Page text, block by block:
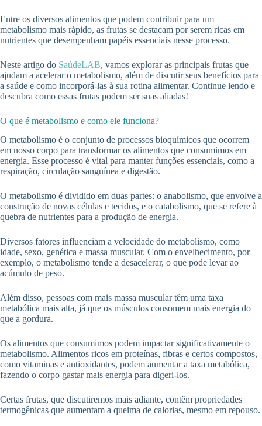
Entre os diversos alimentos que podem contribuir para um
metabolismo mais rápido, as frutas se destacam por serem ricas em
nutrientes que desempenham papéis essenciais nesse processo.
Neste artigo do SaúdeLAB, vamos explorar as principais frutas que
ajudam a acelerar o metabolismo, além de discutir seus benefícios para
a saúde e como incorporá-las à sua rotina alimentar. Continue lendo e
descubra como essas frutas podem ser suas aliadas!
O que é metabolismo e como ele funciona?
O metabolismo é o conjunto de processos bioquímicos que ocorrem
em nosso corpo para transformar os alimentos que consumimos em
energia. Esse processo é vital para manter funções essenciais, como a
respiração, circulação sanguínea e digestão.
O metabolismo é dividido em duas partes: o anabolismo, que envolve a
construção de novas células e tecidos, e o catabolismo, que se refere à
quebra de nutrientes para a produção de energia.
Diversos fatores influenciam a velocidade do metabolismo, como
idade, sexo, genética e massa muscular. Com o envelhecimento, por
exemplo, o metabolismo tende a desacelerar, o que pode levar ao
acúmulo de peso.
Além disso, pessoas com mais massa muscular têm uma taxa
metabólica mais alta, já que os músculos consomem mais energia do
que a gordura.
Os alimentos que consumimos podem impactar significativamente o
metabolismo. Alimentos ricos em proteínas, fibras e certos compostos,
como vitaminas e antioxidantes, podem aumentar a taxa metabólica,
fazendo o corpo gastar mais energia para digeri-los.
Certas frutas, que discutiremos mais adiante, contêm propriedades
termogênicas que aumentam a queima de calorias, mesmo em repouso.